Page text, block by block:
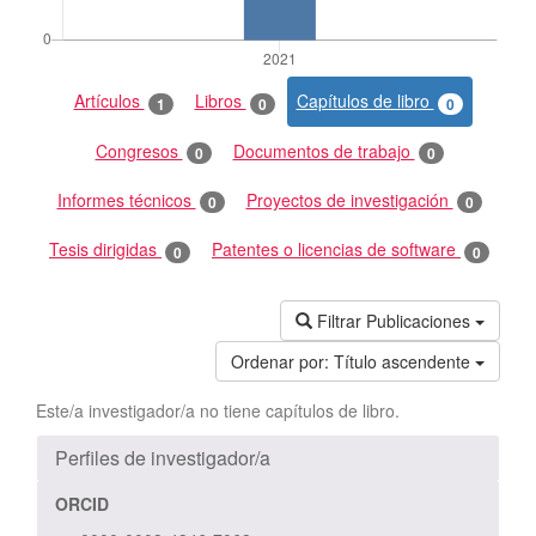
Artículos 1 Libros 0 Capítulos de libro 0
Congresos 0 Documentos de trabajo 0
Informes técnicos 0 Proyectos de investigación 0
Tesis dirigidas 0 Patentes o licencias de software 0
Filtrar Publicaciones
Ordenar por: Título ascendente
Este/a investigador/a no tiene capítulos de libro.
Perfiles de investigador/a
ORCID